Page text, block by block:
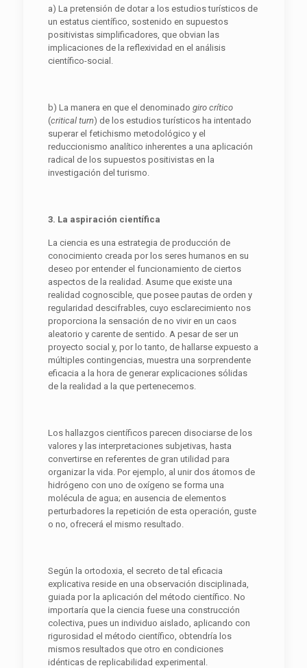
a) La pretensión de dotar a los estudios turísticos de
un estatus científico, sostenido en supuestos
positivistas simplificadores, que obvian las
implicaciones de la reflexividad en el análisis
científico-social.
b) La manera en que el denominado giro crítico
(critical turn) de los estudios turísticos ha intentado
superar el fetichismo metodológico y el
reduccionismo analítico inherentes a una aplicación
radical de los supuestos positivistas en la
investigación del turismo.
3. La aspiración científica
La ciencia es una estrategia de producción de
conocimiento creada por los seres humanos en su
deseo por entender el funcionamiento de ciertos
aspectos de la realidad. Asume que existe una
realidad cognoscible, que posee pautas de orden y
regularidad descifrables, cuyo esclarecimiento nos
proporciona la sensación de no vivir en un caos
aleatorio y carente de sentido. A pesar de ser un
proyecto social y, por lo tanto, de hallarse expuesto a
múltiples contingencias, muestra una sorprendente
eficacia a la hora de generar explicaciones sólidas
de la realidad a la que pertenecemos.
Los hallazgos científicos parecen disociarse de los
valores y las interpretaciones subjetivas, hasta
convertirse en referentes de gran utilidad para
organizar la vida. Por ejemplo, al unir dos átomos de
hidrógeno con uno de oxígeno se forma una
molécula de agua; en ausencia de elementos
perturbadores la repetición de esta operación, guste
o no, ofrecerá el mismo resultado.
Según la ortodoxia, el secreto de tal eficacia
explicativa reside en una observación disciplinada,
guiada por la aplicación del método científico. No
importaría que la ciencia fuese una construcción
colectiva, pues un individuo aislado, aplicando con
rigurosidad el método científico, obtendría los
mismos resultados que otro en condiciones
idénticas de replicabilidad experimental.